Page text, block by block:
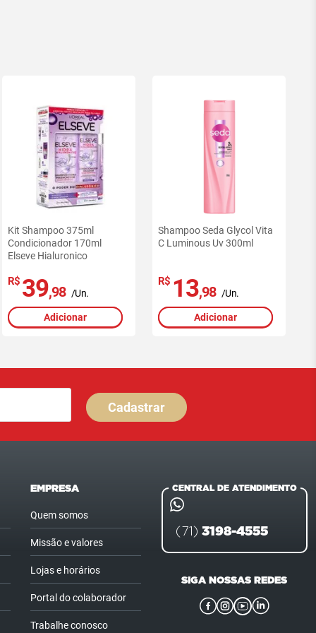
Kit Shampoo 375ml
Condicionador 170ml
Elseve Hialuronico
R$ 39,98 /Un.
Adicionar
Shampoo Seda Glycol Vita
C Luminous Uv 300ml
R$ 13,98 /Un.
Adicionar
Cadastrar
EMPRESA
Quem somos
Missão e valores
Lojas e horários
Portal do colaborador
Trabalhe conosco
CENTRAL DE ATENDIMENTO
(71) 3198-4555
SIGA NOSSAS REDES